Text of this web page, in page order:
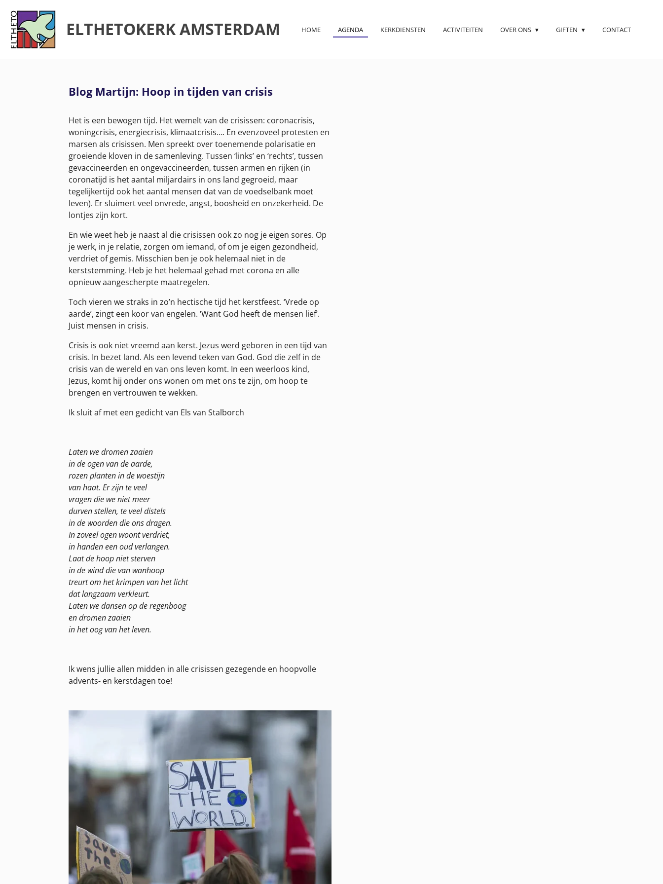
Ga
direct
naar
de
ELTHETOKERK AMSTERDAM HOME AGENDA KERKDIENSTEN ACTIVITEITEN OVER ONS GIFTEN CONTACT
Blog Martijn: Hoop in tijden van crisis
Het is een bewogen tijd. Het wemelt van de crisissen: coronacrisis,
woningcrisis, energiecrisis, klimaatcrisis…. En evenzoveel protesten en
marsen als crisissen. Men spreekt over toenemende polarisatie en
groeiende kloven in de samenleving. Tussen ‘links’ en ‘rechts’, tussen
gevaccineerden en ongevaccineerden, tussen armen en rijken (in
coronatijd is het aantal miljardairs in ons land gegroeid, maar
tegelijkertijd ook het aantal mensen dat van de voedselbank moet
leven). Er sluimert veel onvrede, angst, boosheid en onzekerheid. De
lontjes zijn kort.
En wie weet heb je naast al die crisissen ook zo nog je eigen sores. Op
je werk, in je relatie, zorgen om iemand, of om je eigen gezondheid,
verdriet of gemis. Misschien ben je ook helemaal niet in de
kerststemming. Heb je het helemaal gehad met corona en alle
opnieuw aangescherpte maatregelen.
Toch vieren we straks in zo’n hectische tijd het kerstfeest. ‘Vrede op
aarde’, zingt een koor van engelen. ‘Want God heeft de mensen lief’.
Juist mensen in crisis.
Crisis is ook niet vreemd aan kerst. Jezus werd geboren in een tijd van
crisis. In bezet land. Als een levend teken van God. God die zelf in de
crisis van de wereld en van ons leven komt. In een weerloos kind,
Jezus, komt hij onder ons wonen om met ons te zijn, om hoop te
brengen en vertrouwen te wekken.
Ik sluit af met een gedicht van Els van Stalborch
Laten we dromen zaaien
in de ogen van de aarde,
rozen planten in de woestijn
van haat. Er zijn te veel
vragen die we niet meer
durven stellen, te veel distels
in de woorden die ons dragen.
In zoveel ogen woont verdriet,
in handen een oud verlangen.
Laat de hoop niet sterven
in de wind die van wanhoop
treurt om het krimpen van het licht
dat langzaam verkleurt.
Laten we dansen op de regenboog
en dromen zaaien
in het oog van het leven.
Ik wens jullie allen midden in alle crisissen gezegende en hoopvolle
advents- en kerstdagen toe!